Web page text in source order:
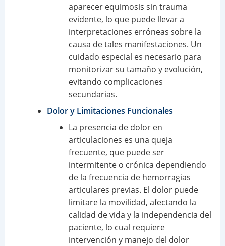
aparecer equimosis sin trauma
evidente, lo que puede llevar a
interpretaciones erróneas sobre la
causa de tales manifestaciones. Un
cuidado especial es necesario para
monitorizar su tamaño y evolución,
evitando complicaciones
secundarias.
Dolor y Limitaciones Funcionales
La presencia de dolor en
articulaciones es una queja
frecuente, que puede ser
intermitente o crónica dependiendo
de la frecuencia de hemorragias
articulares previas. El dolor puede
limitare la movilidad, afectando la
calidad de vida y la independencia del
paciente, lo cual requiere
intervención y manejo del dolor